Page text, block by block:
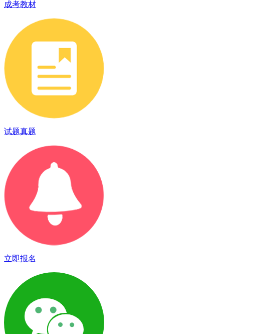
成考教材
试题真题
立即报名